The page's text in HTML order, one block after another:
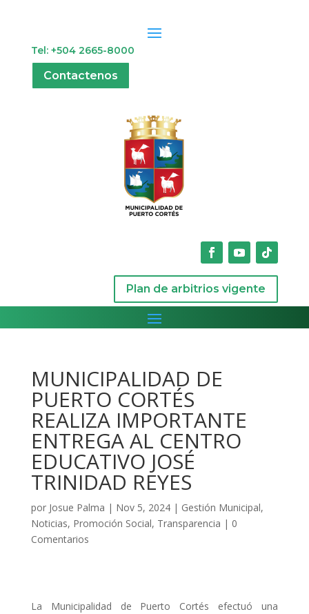
Tel: +504 2665-8000
Contactenos
Plan de arbitrios vigente
MUNICIPALIDAD DE
PUERTO CORTÉS
REALIZA IMPORTANTE
ENTREGA AL CENTRO
EDUCATIVO JOSÉ
TRINIDAD REYES
por Josue Palma | Nov 5, 2024| Gestión Municipal,
Noticias, Promoción Social, Transparencia | 0
Comentarios
La Municipalidad de Puerto Cortés efectuó una